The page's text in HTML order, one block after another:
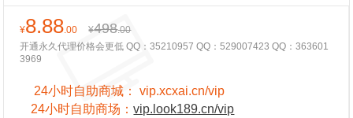
¥8.88.00 ¥498.00
开通永久代理价格会更低 QQ：35210957 QQ：529007423 QQ：363601
3969
24小时自助商城：vip.xcxai.cn/vip
24小时自助商场：vip.look189.cn/vip